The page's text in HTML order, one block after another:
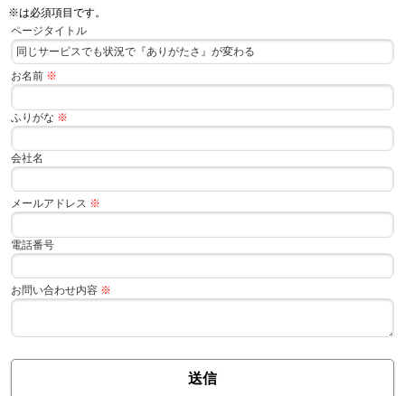
※は必須項目です。
ページタイトル
お名前 ※
ふりがな ※
会社名
メールアドレス ※
電話番号
お問い合わせ内容 ※
送信